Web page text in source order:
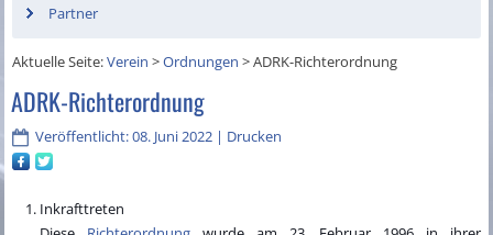
Partner
Aktuelle Seite:Verein >Ordnungen >ADRK-Richterordnung
ADRK-Richterordnung
Veröffentlicht: 08. Juni 2022 | Drucken
Inkrafttreten